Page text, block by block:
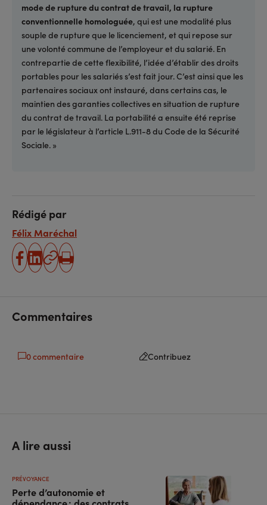
mode de rupture du contrat de travail, la rupture
conventionnelle homologuée, qui est une modalité plus
souple de rupture que le licenciement, et qui repose sur
une volonté commune de l’employeur et du salarié. En
contrepartie de cette flexibilité, l’idée d’établir des droits
portables pour les salariés s’est fait jour. C’est ainsi que les
partenaires sociaux ont instauré, dans certains cas, le
maintien des garanties collectives en situation de rupture
du contrat de travail. La portabilité a ensuite été reprise
par le législateur à l’article L.911-8 du Code de la Sécurité
Sociale. »
Rédigé par
Félix Maréchal
partager
partager
Copier
Imprimer
Commentaires
0 commentaire Contribuez
A lire aussi
Perte d’autonomie et
PRÉVOYANCE